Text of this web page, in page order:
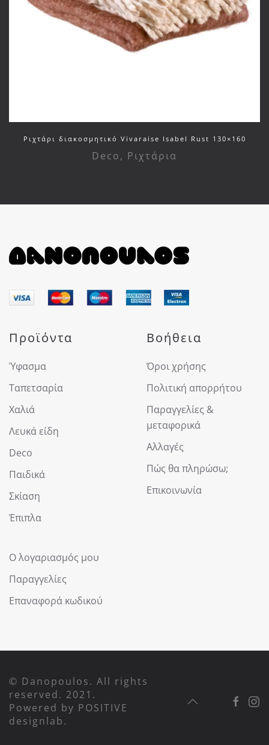
Ριχτάρι διακοσμητικό Vivaraise Isabel Rust 130×160
Deco, Ριχτάρια
Προϊόντα
Ύφασμα
Ταπετσαρία
Χαλιά
Λευκά είδη
Deco
Παιδικά
Σκίαση
Έπιπλα
Βοήθεια
Όροι χρήσης
Πολιτική απορρήτου
Παραγγελίες &
μεταφορικά
Αλλαγές
Πώς θα πληρώσω;
Επικοινωνία
Ο λογαριασμός μου
Παραγγελίες
Επαναφορά κωδικού
© Danopoulos. All rights
reserved. 2021.
Powered by POSITIVE
designlab.